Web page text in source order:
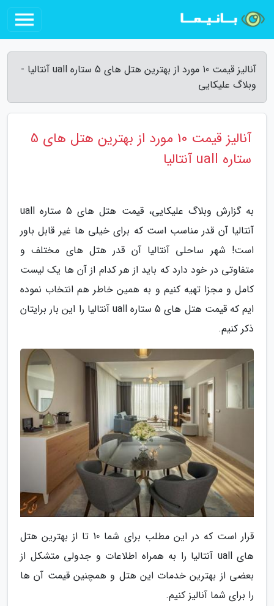
آنالیز قیمت 10 مورد از بهترین هتل های 5 ستاره uall آنتالیا -
وبلاگ علیکایی
آنالیز قیمت 10 مورد از بهترین هتل های 5
ستاره uall آنتالیا
به گزارش وبلاگ علیکایی، قیمت هتل های 5 ستاره uall
آنتالیا آن قدر مناسب است که برای خیلی ها غیر قابل باور
است! شهر ساحلی آنتالیا آن قدر هتل های مختلف و
متفاوتی در خود دارد که باید از هر کدام از آن ها یک لیست
کامل و مجزا تهیه کنیم و به همین خاطر هم انتخاب نموده
ایم که قیمت هتل های 5 ستاره uall آنتالیا را این بار برایتان
ذکر کنیم.
قرار است که در این مطلب برای شما 10 تا از بهترین هتل
های uall آنتالیا را به همراه اطلاعات و جدولی متشکل از
بعضی از بهترین خدمات این هتل و همچنین قیمت آن ها
را برای شما آنالیز کنیم.